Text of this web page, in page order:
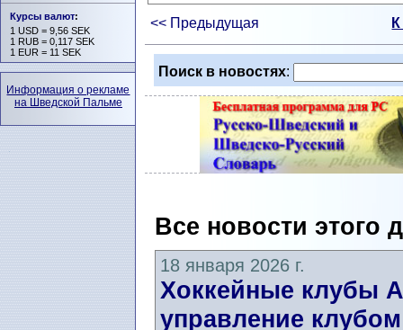
<< Предыдущая
Поиск в новостях:
Все новости этого
18 января 2026 г.
Хоккейные клубы
управление
Курсы валют:
1 USD = 9,56 SEK
1 RUB = 0,117 SEK
1 EUR = 11 SEK
Информация о рекламе
на Шведской Пальме